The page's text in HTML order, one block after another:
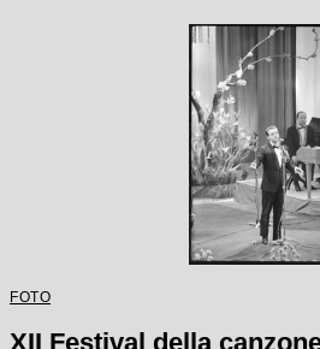
FOTO
XII Festival della